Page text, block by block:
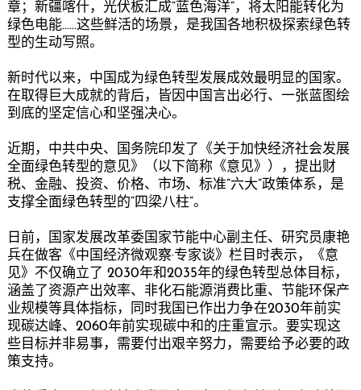
章；新疆喀什，光伏板汇成“蓝色海洋”，将太阳能转化为
绿色电能……这些鲜活的场景，是我国各地积极探索绿色转
型的生动写照。
新时代以来，中国成为绿色转型发展成效最明显的国家。
在取得巨大成就的背后，皆因中国言出必行、一张蓝图绘
到底的坚定信心和坚强决心。
近期，中共中央、国务院印发了《关于加快经济社会发展
全面绿色转型的意见》（以下简称《意见》），提出财
税、金融、投资、价格、市场、标准“六大”政策体系，是
支撑全面绿色转型的“四梁八柱”。
日前，国家发展改革委国家节能中心副主任、研究员康艳
兵在做客《中国经济微观察·专家谈》栏目时表示，《意
见》不仅确立了 2030年和2035年的绿色转型总体目标，
涵盖了资源产出效率、非化石能源消费比重、节能环保产
业规模等具体指标，同时我国已作出力争在2030年前实
现碳达峰、2060年前实现碳中和的庄重宣示。要实现这
些目标并非易事，需要付出艰辛努力，需要给予必要的政
策支持。